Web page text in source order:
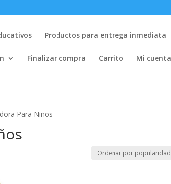
Productos para entrega inmediata
Finalizar compra Carrito Mi cuenta
Para Niños